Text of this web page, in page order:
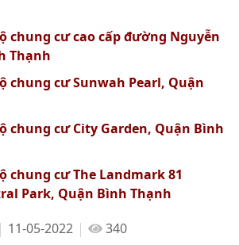
chung cư cao cấp đường Nguyễn
Thạnh
chung cư Sunwah Pearl, Quận
chung cư City Garden, Quận Bình
chung cư The Landmark 81
Park, Quận Bình Thạnh
11-05-2022 340